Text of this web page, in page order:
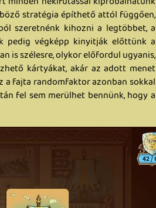
stratégia építhető attól függően,
szeretnénk kihozni a legtöbbet, a
pedig végképp kinyitják előttünk a
is szélesre, olykor előfordul ugyanis,
kártyákat, akár az adott menet
a fajta randomfaktor azonban sokkal
fel sem merülhet bennünk, hogy a